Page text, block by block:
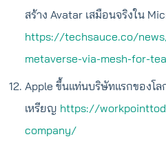
สร้าง Avatar เสมือนจริงใน
https://techsauce.co/
metaverse-via-mesh-for-
Apple ขึ้นแท่นบริษัทแรกของโ
เหรียญ https://
company/